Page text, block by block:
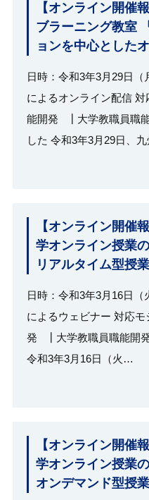
【オンライン開催
ブラーニング教室
ョンを中心とした
日時：令和3年3月29日（
によるオンライン配信
能開発 ┃大学教職員職
した 令和3年3月29日、
【オンライン開催
学オンライン授業
リアルタイム型授業
日時：令和3年3月16日（
によるウェビナー 対応
発 ┃大学教職員職能開
令和3年3月16日（火…
【オンライン開催
学オンライン授業
オンデマンド型授業